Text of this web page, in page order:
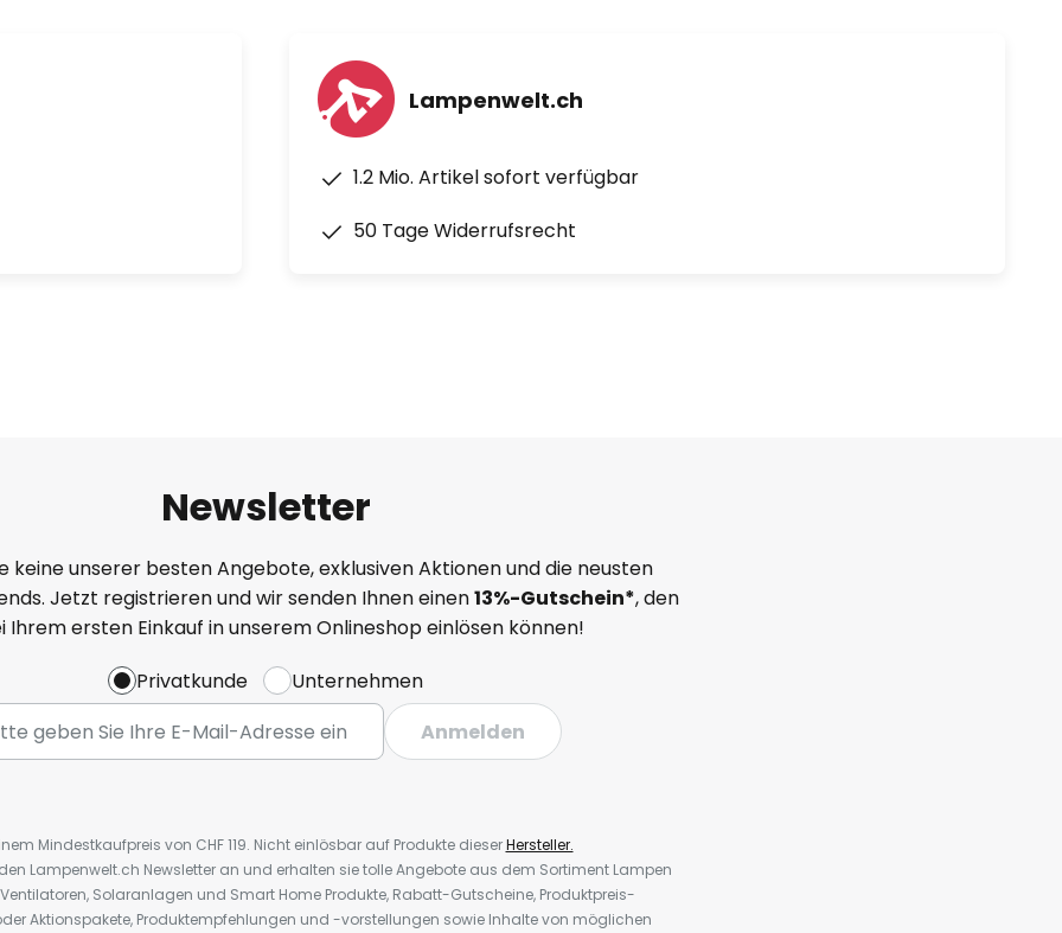
Lampenwelt.ch
1.2 Mio. Artikel sofort verfügbar
50 Tage Widerrufsrecht
Newsletter
keine unserer besten Angebote, exklusiven Aktionen und die neusten
Jetzt registrieren und wir senden Ihnen einen13%-Gutschein*, den
Ihrem ersten Einkauf in unserem Onlineshop einlösen können!
Privatkunde
Unternehmen
Anmelden
Mindestkaufpreis von CHF 119. Nicht einlösbar auf Produkte dieserHersteller.
Lampenwelt.ch Newsletter an und erhalten sie tolle Angebote aus dem Sortiment Lampen
Solaranlagen und Smart Home Produkte, Rabatt-Gutscheine, Produktpreis-
Aktionspakete, Produktempfehlungen und -vorstellungen sowie Inhalte von möglichen